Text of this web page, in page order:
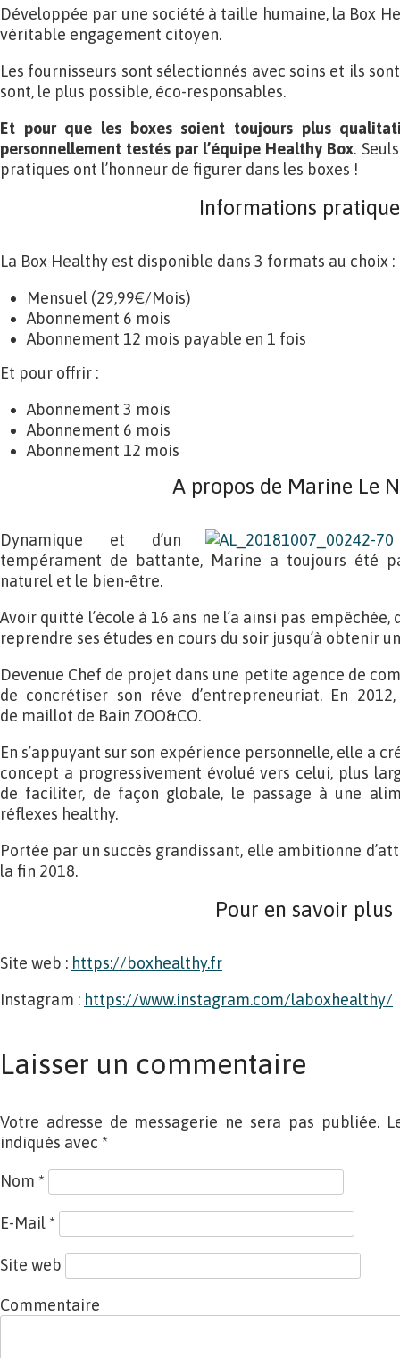
Développée par une société à taille humaine, la Box
véritable engagement citoyen.
Les fournisseurs sont sélectionnés avec soins et ils
sont, le plus possible, éco-responsables.
Et pour que les boxes soient toujours plus
personnellement testés par l’équipe Healthy Box.
pratiques ont l’honneur de figurer dans les boxes !
Informations
La Box Healthy est disponible dans 3 formats au choix :
Mensuel (29,99€/Mois)
Abonnement 6 mois
Abonnement 12 mois payable en 1 fois
Et pour offrir :
Abonnement 3 mois
Abonnement 6 mois
Abonnement 12 mois
A propos de Marine Le
Dynamique et d’un
tempérament de battante, Marine a toujours été
naturel et le bien-être.
Avoir quitté l’école à 16 ans ne l’a ainsi pas
reprendre ses études en cours du soir jusqu’à obtenir
Devenue Chef de projet dans une petite agence de
de concrétiser son rêve d’entrepreneuriat. En
de maillot de Bain ZOO&CO.
En s’appuyant sur son expérience personnelle, elle a
concept a progressivement évolué vers celui, plus
de faciliter, de façon globale, le passage à une
réflexes healthy.
Portée par un succès grandissant, elle ambitionne
la fin 2018.
Pour en savoir plus
Site web : https://boxhealthy.fr
Instagram : https://www.instagram.com/laboxhealthy/
Laisser un commentaire
Votre adresse de messagerie ne sera pas publiée.
indiqués avec *
Nom *
E-Mail *
Site web
Commentaire